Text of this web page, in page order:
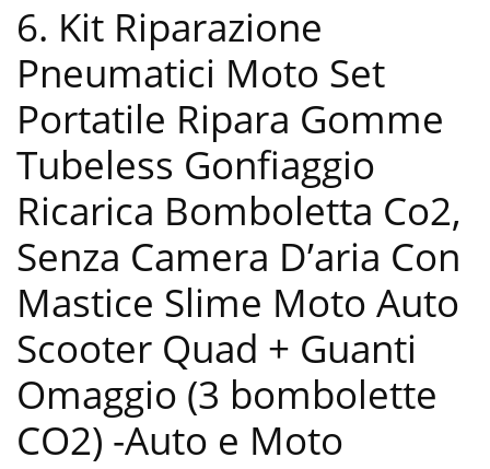
6. Kit Riparazione
Pneumatici Moto Set
Portatile Ripara Gomme
Tubeless Gonfiaggio
Ricarica Bomboletta Co2,
Senza Camera D’aria Con
Mastice Slime Moto Auto
Scooter Quad + Guanti
Omaggio (3 bombolette
CO2) -Auto e Moto